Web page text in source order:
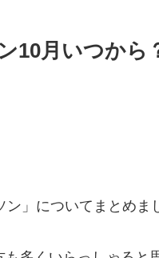
10月いつから
」についてまとめま